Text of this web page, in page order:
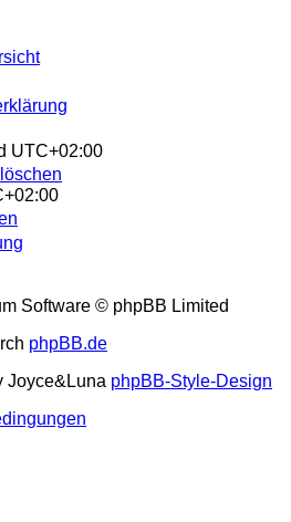
UTC+02:00
Software © phpBB Limited
phpBB.de
Joyce&Luna phpBB-Style-Design